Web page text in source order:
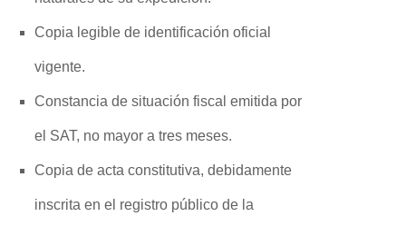
Copia legible de identificación oficial
vigente.
Constancia de situación fiscal emitida por
el SAT, no mayor a tres meses.
Copia de acta constitutiva, debidamente
inscrita en el registro público de la